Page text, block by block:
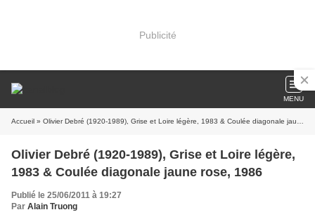
Publicité
MENU
Accueil » Olivier Debré (1920-1989), Grise et Loire légère, 1983 & Coulée diagonale jaune rose, 1986
Olivier Debré (1920-1989), Grise et Loire légère,
1983 & Coulée diagonale jaune rose, 1986
Publié le 25/06/2011 à 19:27
Par Alain Truong